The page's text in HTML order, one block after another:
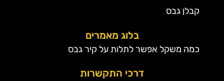
קבלן גבס
בלוג מאמרים
כמה משקל אפשר לתלות על קיר גבס
דרכי התקשרות